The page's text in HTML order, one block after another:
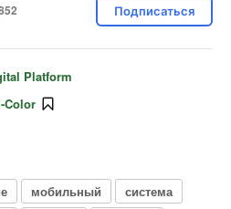
Подписаться
Platform
Color
мобильный
система